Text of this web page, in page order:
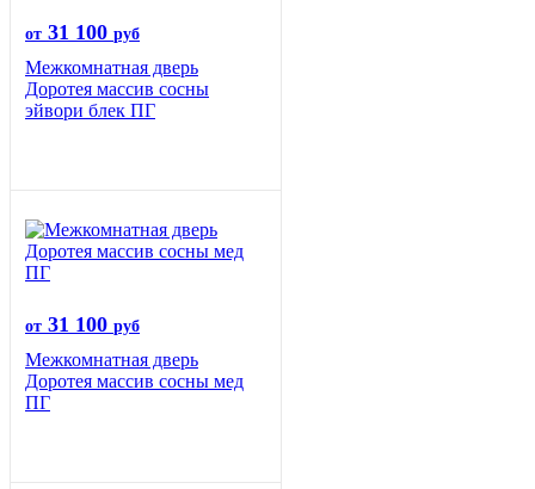
от 31 100 руб
Межкомнатная дверь
Доротея массив сосны
эйвори блек ПГ
от 31 100 руб
Межкомнатная дверь
Доротея массив сосны мед
ПГ